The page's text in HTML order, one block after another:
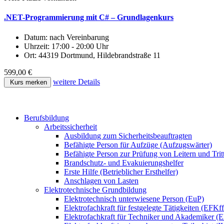
.NET-Programmierung mit C# – Grundlagenkurs
Datum: nach Vereinbarung
Uhrzeit: 17:00 - 20:00 Uhr
Ort: 44319 Dortmund, Hildebrandstraße 11
599,00 €
Kurs merken weitere Details
Berufsbildung
Arbeitssicherheit
Ausbildung zum Sicherheitsbeauftragten
Befähigte Person für Aufzüge (Aufzugswärter)
Befähigte Person zur Prüfung von Leitern und
Brandschutz- und Evakuierungshelfer
Erste Hilfe (Betrieblicher Ersthelfer)
Anschlagen von Lasten
Elektrotechnische Grundbildung
Elektrotechnisch unterwiesene Person (EuP)
Elektrofachkraft für festgelegte Tätigkeiten
Elektrofachkraft für Techniker und Akademiker